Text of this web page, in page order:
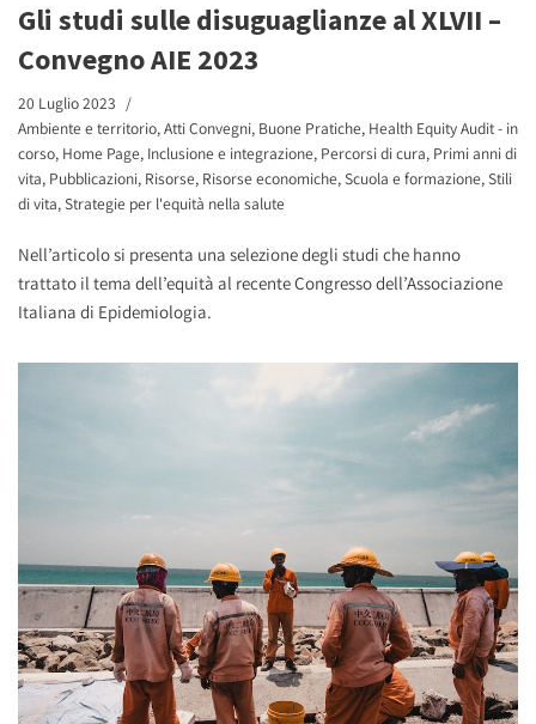
Gli studi sulle disuguaglianze al XLVII –
Convegno AIE 2023
20 Luglio 2023
Ambiente e territorio,Atti Convegni, Buone Pratiche, Health Equity Audit - in
corso, Home Page, Inclusione e integrazione, Percorsi di cura, Primi anni di
vita, Pubblicazioni, Risorse, Risorse economiche,Scuola e formazione,Stili
di vita,Strategie per l'equità nella salute
Nell’articolo si presenta una selezione degli studi che hanno
trattato il tema dell’equità al recente Congresso dell’Associazione
Italiana di Epidemiologia.